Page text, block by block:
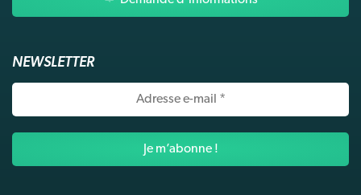
NEWSLETTER